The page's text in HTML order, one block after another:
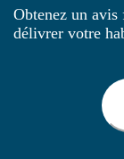
Obtenez un
délivrer votre